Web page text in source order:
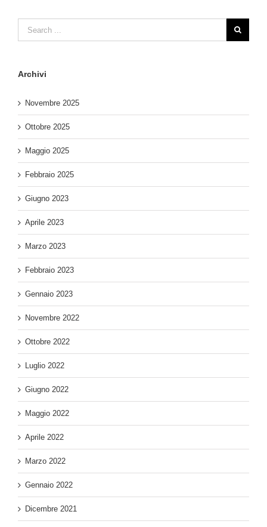
Archivi
Novembre 2025
Ottobre 2025
Maggio 2025
Febbraio 2025
Giugno 2023
Aprile 2023
Marzo 2023
Febbraio 2023
Gennaio 2023
Novembre 2022
Ottobre 2022
Luglio 2022
Giugno 2022
Maggio 2022
Aprile 2022
Marzo 2022
Gennaio 2022
Dicembre 2021